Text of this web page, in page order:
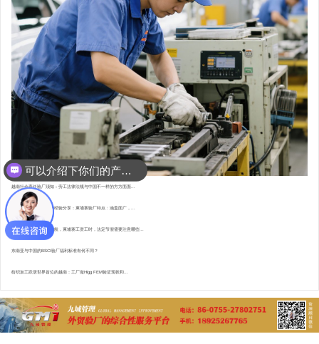
越南社会责任验厂须知：劳工法律法规与中国不一样的方方面面...
东南亚资深验厂顾问的经验分享：柬埔寨验厂特点 : 涵盖面广，...
直赴柬埔寨，为验厂护航，柬埔寨工资工时，法定节假需要注意哪些...
东南亚与中国的BSCI验厂福利标准有何不同？
纺织加工跃居世界首位的越南：工厂做Higg FEM验证现状和...